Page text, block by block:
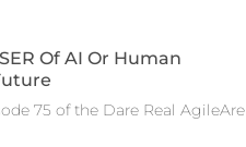
Of AI Or Human
75 of the Dare Real AgileAre